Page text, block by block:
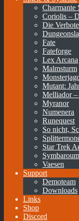
Charmante
Coriolis –
Die
Fate
Fateforge
Lex Arcana
Malmsturm
Mutant:
Melliador –
Myranor
Numenera
Runequest
So nicht,
Star Trek
Symbaroum
Vaesen
Support
Demoteam
Downloads
Links
Shop
Discord